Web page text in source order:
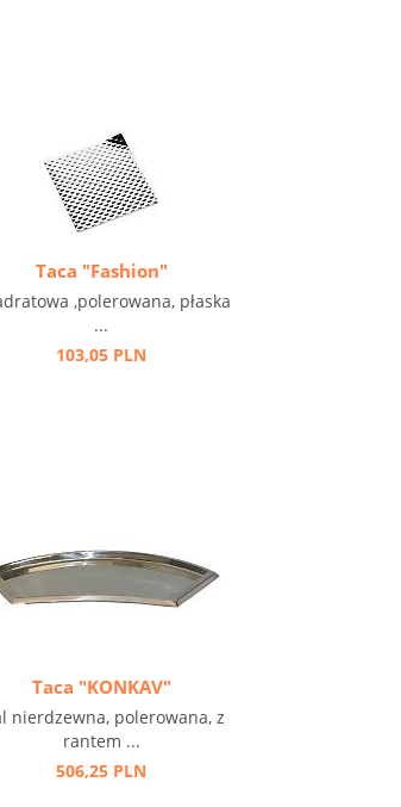
Taca "Fashion"
,polerowana, płaska
...
103,05 PLN
Taca "KONKAV"
nierdzewna, polerowana, z
rantem ...
506,25 PLN